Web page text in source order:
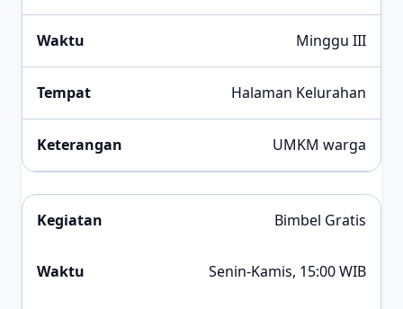
Minggu III
Halaman Kelurahan
UMKM warga
Bimbel Gratis
Senin-Kamis, 15:00 WIB